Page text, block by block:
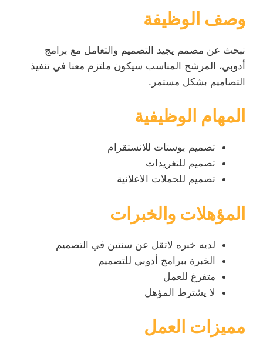
وصف الوظيفة
نبحث عن مصمم يجيد التصميم والتعامل مع برامج
أدوبي، المرشح المناسب سيكون ملتزم معنا في تنفيذ
التصاميم بشكل مستمر.
المهام الوظيفية
تصميم بوستات للانستقرام
تصميم للتغريدات
تصميم للحملات الاعلانية
المؤهلات والخبرات
لديه خبره لاتقل عن سنتين في التصميم
الخبرة ببرامج أدوبي للتصميم
متفرغ للعمل
لا يشترط المؤهل
مميزات العمل